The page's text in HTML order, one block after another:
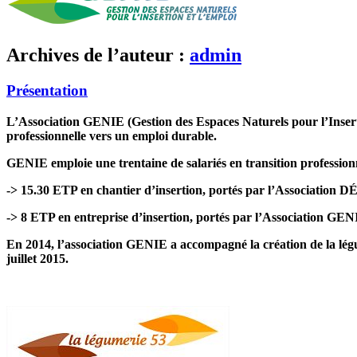
Archives de l’auteur : admin
Présentation
L’Association GENIE (Gestion des Espaces Naturels pour
professionnelle vers un emploi durable.
GENIE emploie une trentaine de salariés en transition
-> 15.30 ETP en chantier d’insertion, portés par l’Association
-> 8 ETP en entreprise d’insertion, portés par l’Association
En 2014, l’association GENIE a accompagné la création de la
juillet 2015.